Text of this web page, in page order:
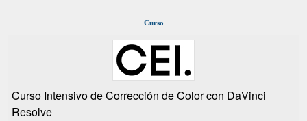
Curso
Curso Intensivo de Corrección de Color con DaVinci
Resolve